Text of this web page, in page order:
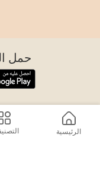
الرئيسية
حمل